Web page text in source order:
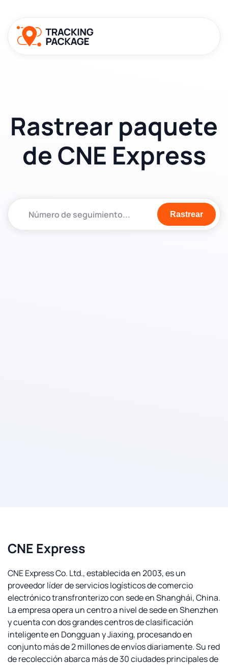
Rastrear paquete
de CNE Express
Rastrear
CNE Express
CNE Express Co. Ltd., establecida en 2003, es un
proveedor líder de servicios logísticos de comercio
electrónico transfronterizo con sede en Shanghái, China.
La empresa opera un centro a nivel de sede en Shenzhen
y cuenta con dos grandes centros de clasificación
inteligente en Dongguan y Jiaxing, procesando en
conjunto más de 2 millones de envíos diariamente. Su red
de recolección abarca más de 30 ciudades principales de